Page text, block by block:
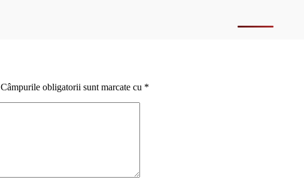
Câmpurile obligatorii sunt marcate cu *